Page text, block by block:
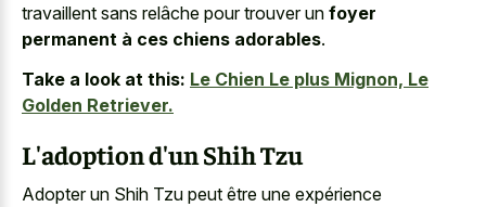
travaillent sans relâche pour trouver un foyer
permanent à ces chiens adorables.
Take a look at this: Le Chien Le plus Mignon, Le
Golden Retriever.
L'adoption d'un Shih Tzu
Adopter un Shih Tzu peut être une expérience